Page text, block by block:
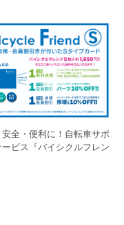
全・便利に！自転車サポ
ービス『バイシクルフレン